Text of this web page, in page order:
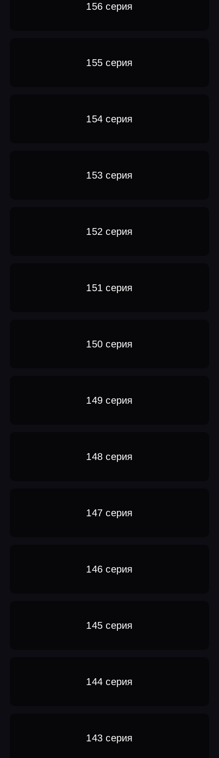
156 серия
155 серия
154 серия
153 серия
152 серия
151 серия
150 серия
149 серия
148 серия
147 серия
146 серия
145 серия
144 серия
143 серия